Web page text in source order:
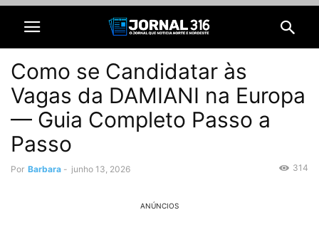
Como se Candidatar às
Vagas da DAMIANI na Europa
— Guia Completo Passo a
Passo
Por Barbara - junho 13, 2026 314
ANÚNCIOS